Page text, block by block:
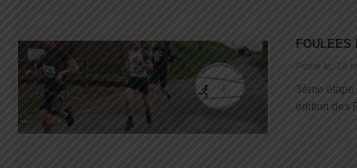
FOULEES
Posté le: 18
3ème
édition des